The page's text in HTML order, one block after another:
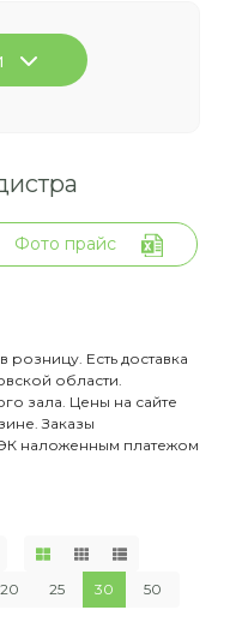
Фото прайс
розницу. Есть доставка
области.
зала. Цены на сайте
Заказы
наложенным платежом
20 25 30 50